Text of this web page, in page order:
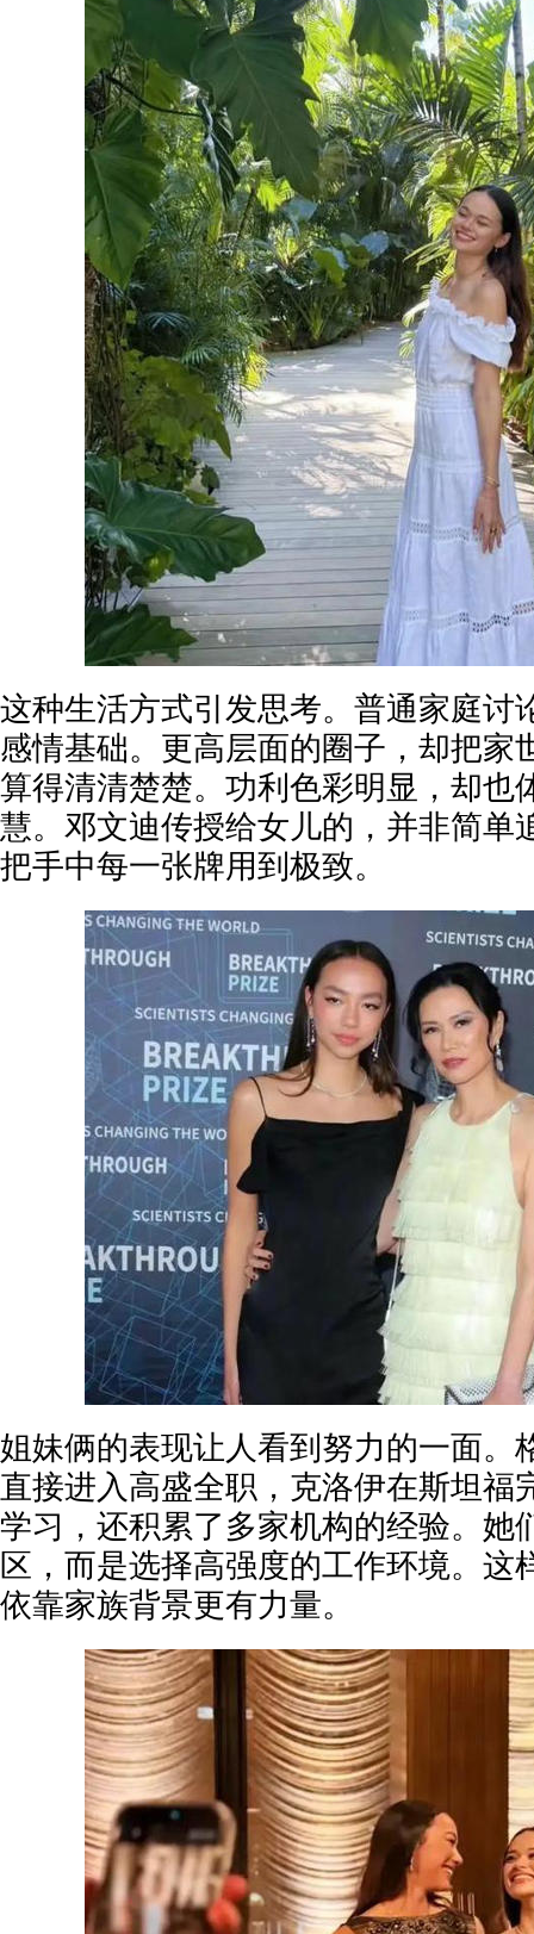
这种生活方式引发思考。普通家庭讨
感情基础。更高层面的圈子，却把家
算得清清楚楚。功利色彩明显，却也
慧。邓文迪传授给女儿的，并非简单
把手中每一张牌用到极致。
姐妹俩的表现让人看到努力的一面。
直接进入高盛全职，克洛伊在斯坦福
学习，还积累了多家机构的经验。她
区，而是选择高强度的工作环境。这
依靠家族背景更有力量。